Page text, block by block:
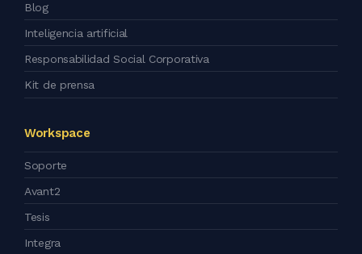
Blog
Inteligencia artificial
Responsabilidad Social Corporativa
Kit de prensa
Workspace
Soporte
Avant2
Tesis
Integra